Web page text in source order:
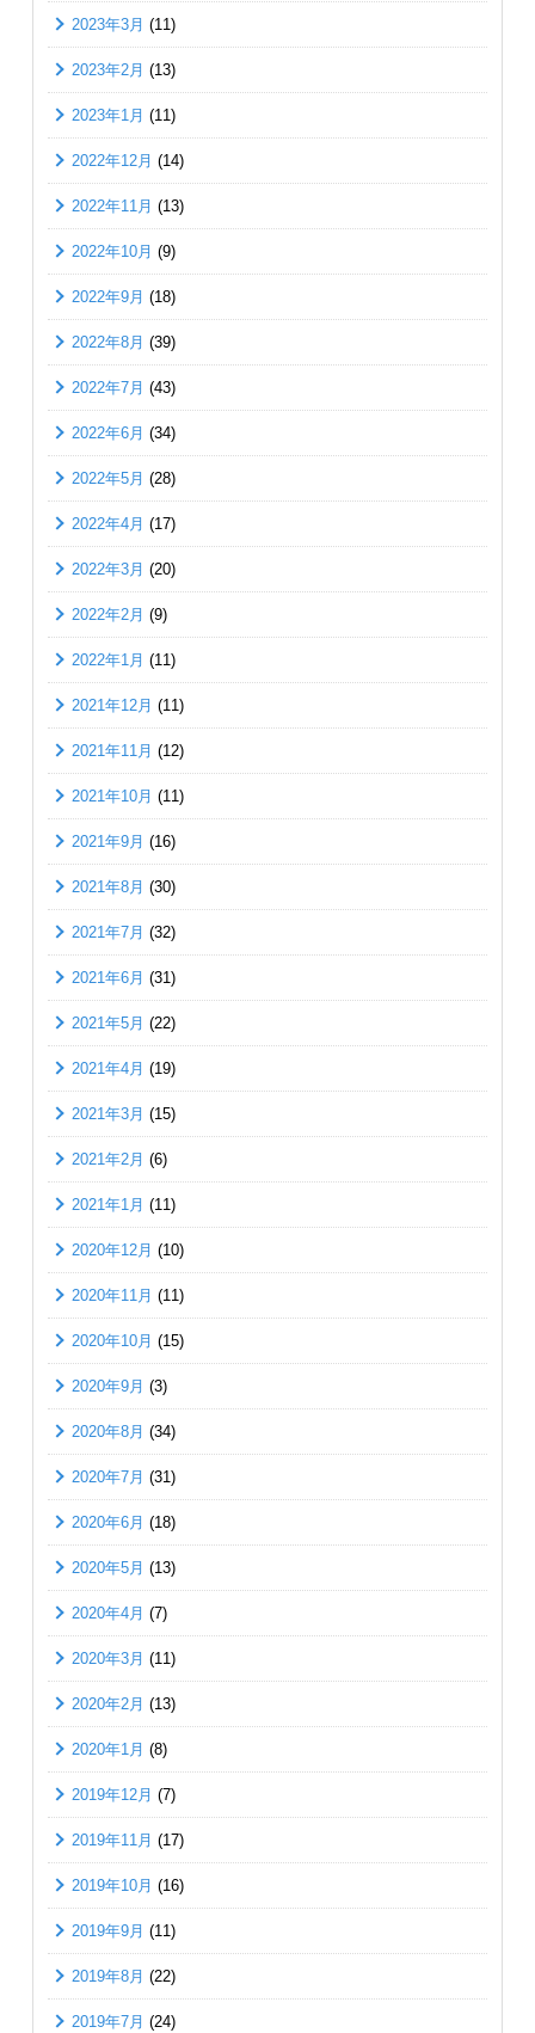
2023年3月 (11)
2023年2月 (13)
2023年1月 (11)
2022年12月 (14)
2022年11月 (13)
2022年10月 (9)
2022年9月 (18)
2022年8月 (39)
2022年7月 (43)
2022年6月 (34)
2022年5月 (28)
2022年4月 (17)
2022年3月 (20)
2022年2月 (9)
2022年1月 (11)
2021年12月 (11)
2021年11月 (12)
2021年10月 (11)
2021年9月 (16)
2021年8月 (30)
2021年7月 (32)
2021年6月 (31)
2021年5月 (22)
2021年4月 (19)
2021年3月 (15)
2021年2月 (6)
2021年1月 (11)
2020年12月 (10)
2020年11月 (11)
2020年10月 (15)
2020年9月 (3)
2020年8月 (34)
2020年7月 (31)
2020年6月 (18)
2020年5月 (13)
2020年4月 (7)
2020年3月 (11)
2020年2月 (13)
2020年1月 (8)
2019年12月 (7)
2019年11月 (17)
2019年10月 (16)
2019年9月 (11)
2019年8月 (22)
2019年7月 (24)